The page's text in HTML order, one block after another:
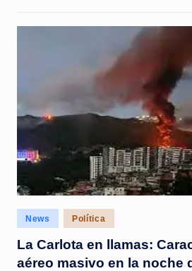
t
e
Posted
in
News Política
La Carlota en llamas:
aéreo masivo en la noche